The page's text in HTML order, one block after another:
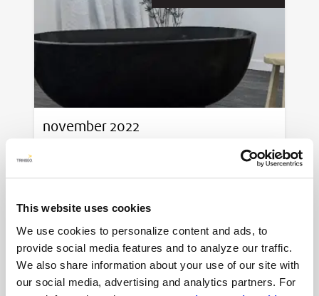
This website uses cookies
We use cookies to personalize content and ads, to
provide social media features and to analyze our traffic.
We also share information about your use of our site with
our social media, advertising and analytics partners. For
november 2022
comfort and elegance for sanitaryware
trends
Nieuws Van Het Bedrijf